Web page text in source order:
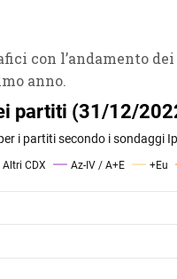
con l’andamento
anno.